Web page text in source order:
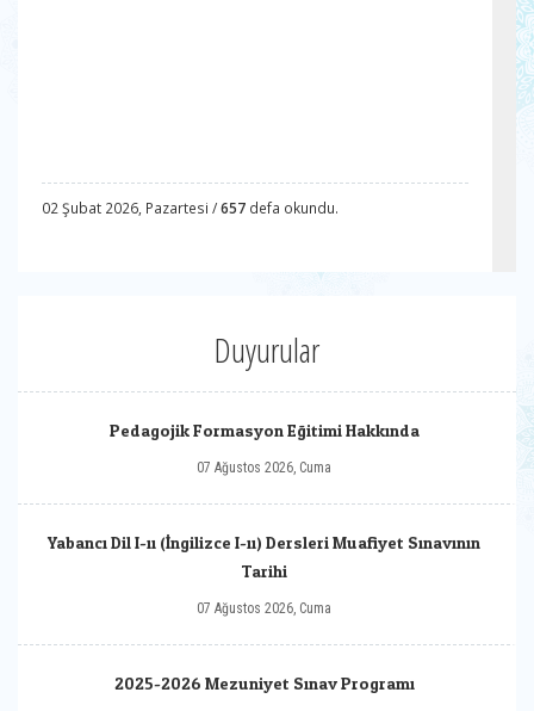
02 Şubat 2026, Pazartesi /657 defa okundu.
Duyurular
Pedagojik Formasyon Eğitimi Hakkında
07 Ağustos 2026, Cuma
Yabancı Dil I-ıı (İngilizce I-ıı) Dersleri Muafiyet Sınavının
Tarihi
07 Ağustos 2026, Cuma
2025-2026 Mezuniyet Sınav Programı